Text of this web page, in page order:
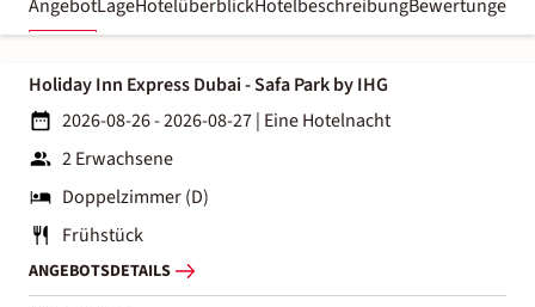
AngebotLageHotelüberblickHotelbeschreibungBewertungen
Holiday Inn Express Dubai - Safa Park by IHG
2026-08-26 - 2026-08-27| Eine Hotelnacht
2 Erwachsene
Doppelzimmer (D)
Frühstück
ANGEBOTSDETAILS